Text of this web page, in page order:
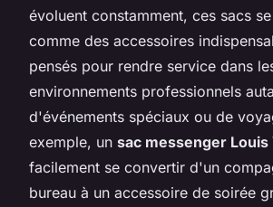
évoluent constamment, ces sacs
comme des accessoires
pensés pour rendre service dans
environnements professionnels
d'événements spéciaux ou de
exemple, un sac messenger
facilement se convertir d'un
bureau à un accessoire de soirée